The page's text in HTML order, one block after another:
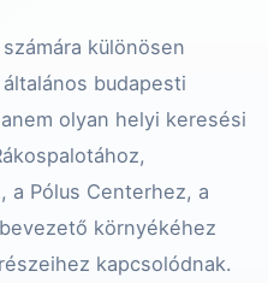
különösen
budapesti
olyan helyi keresési
a Pólus Centerhez, a
környékéhez
kapcsolódnak.